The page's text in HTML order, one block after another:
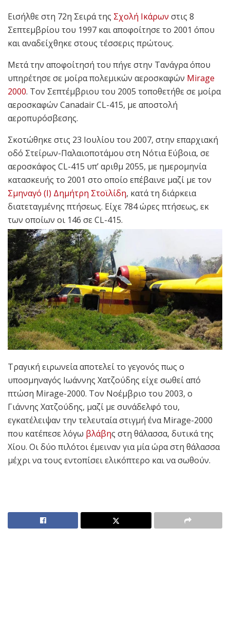
Εισήλθε στη 72η Σειρά της Σχολή Ικάρων στις 8
Σεπτεμβρίου του 1997 και αποφοίτησε το 2001 όπου
και αναδείχθηκε στους τέσσερις πρώτους.
Μετά την αποφοίτησή του πήγε στην Τανάγρα όπου
υπηρέτησε σε μοίρα πολεμικών αεροσκαφών Mirage
2000. Τον Σεπτέμβριου του 2005 τοποθετήθε σε μοίρα
αεροσκαφών Canadair CL-415, με αποστολή
αεροπυρόσβεσης.
Σκοτώθηκε στις 23 Ιουλίου του 2007, στην επαρχιακή
οδό Στείρων-Παλαιοποτάμου στη Νότια Εύβοια, σε
αεροσκάφος CL-415 υπ’ αριθμ 2055, με ημερομηνία
κατασκευής το 2001 στο οποίο επέβαινε μαζί με τον
Σμηναγό (Ι) Δημήτρη Στοϊλίδη, κατά τη διάρκεια
διατεταγμένης πτήσεως. Είχε 784 ώρες πτήσεως, εκ
των οποίων οι 146 σε CL-415.
Τραγική ειρωνεία αποτελεί το γεγονός πως ο
υποσμηναγός Ιωάννης Χατζούδης είχε σωθεί από
πτώση Mirage-2000. Τον Νοέμβριο του 2003, ο
Γιάννης Χατζούδης, μαζί με συνάδελφό του,
εγκατέλειψαν την τελευταία στιγμή ένα Mirage-2000
που κατέπεσε λόγω βλάβης στη θάλασσα, δυτικά της
Χίου. Οι δύο πιλότοι έμειναν για μία ώρα στη θάλασσα
μέχρι να τους εντοπίσει ελικόπτερο και να σωθούν.